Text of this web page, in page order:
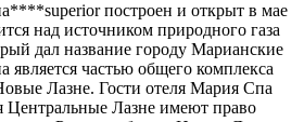
построен и открыт в мае
над источником природного газа
дал название городу Марианские
частью общего комплекса
Лазне. Гости отеля Мария Спа
Центральные Лазне имеют право